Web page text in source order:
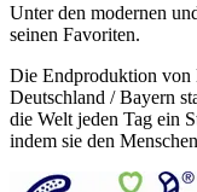
Unter den modernen
seinen Favoriten.
Die Endproduktion von
Deutschland / Bayern
die Welt jeden Tag ein
indem sie den